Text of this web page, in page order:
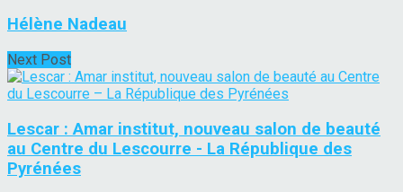
Hélène Nadeau
Next Post
Lescar : Amar institut, nouveau salon de beauté
au Centre du Lescourre - La République des
Pyrénées